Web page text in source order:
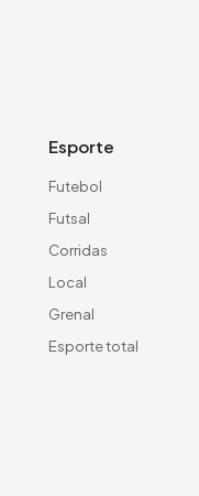
Esporte
Futebol
Futsal
Corridas
Local
Grenal
Esporte total